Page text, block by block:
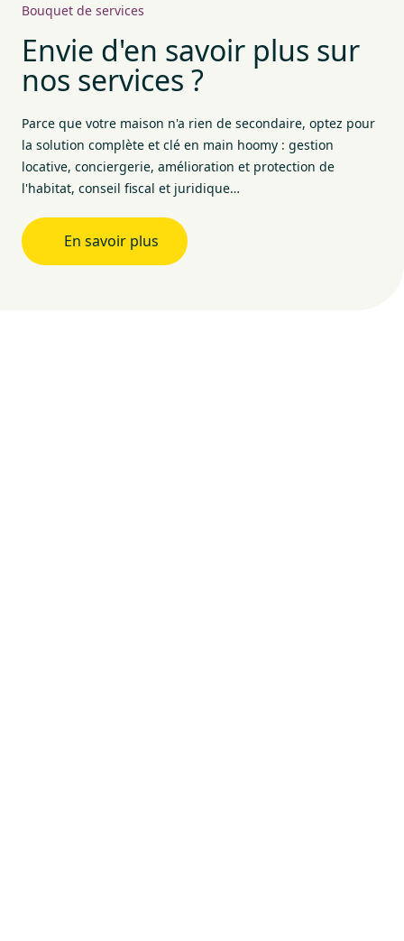
Envie d'en savoir plus sur
nos services ?
Bouquet de services
Parce que votre maison n'a rien de secondaire, optez pour
la solution complète et clé en main hoomy : gestion
locative, conciergerie, amélioration et protection de
l'habitat, conseil fiscal et juridique…
En savoir plus